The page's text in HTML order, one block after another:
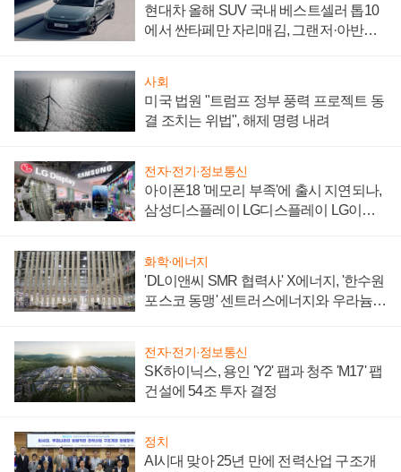
현대차 올해 SUV 국내 베스트셀러 톱10
에서 싼타페만 자리매김, 그랜저·아반떼
사회
미국 법원 "트럼프 정부 풍력 프로젝트 동
결 조치는 위법", 해제 명령 내려
전자·전기·정보통신
아이폰18 '메모리 부족'에 출시 지연되나,
삼성디스플레이 LG디스플레이 LG이노
화학·에너지
'DL이앤씨 SMR 협력사' X에너지, '한수원
포스코 동맹' 센트러스에너지와 우라늄
전자·전기·정보통신
SK하이닉스, 용인 'Y2' 팹과 청주 'M17' 팹
건설에 54조 투자 결정
정치
AI시대 맞아 25년 만에 전력산업 구조개